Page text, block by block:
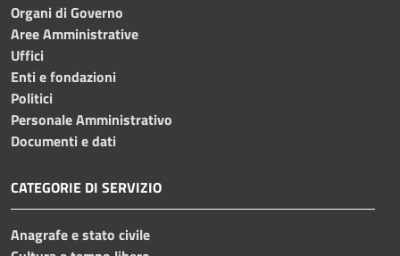
Organi di Governo
Aree Amministrative
Uffici
Enti e fondazioni
Politici
Personale Amministrativo
Documenti e dati
CATEGORIE DI SERVIZIO
Anagrafe e stato civile